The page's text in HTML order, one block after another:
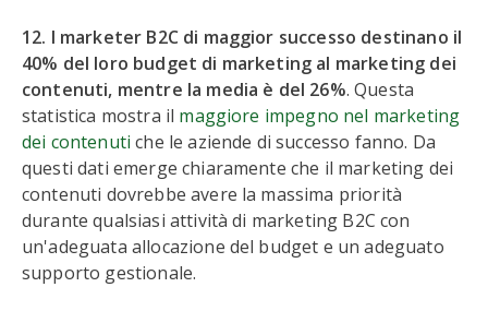
12. I marketer B2C di maggior successo destinano il
40% del loro budget di marketing al marketing dei
contenuti, mentre la media è del 26%. Questa
statistica mostra il maggiore impegno nel marketing
dei contenuti che le aziende di successo fanno. Da
questi dati emerge chiaramente che il marketing dei
contenuti dovrebbe avere la massima priorità
durante qualsiasi attività di marketing B2C con
un'adeguata allocazione del budget e un adeguato
supporto gestionale.